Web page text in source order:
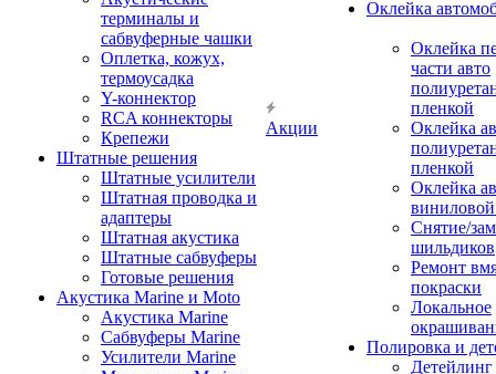
терминалы и
сабвуферные чашки
Оплетка, кожух,
термоусадка
Y-коннектор
RCA коннекторы
Крепежи
Штатные решения
Штатные усилители
Штатная проводка и
адаптеры
Штатная акустика
Штатные сабвуферы
Готовые решения
Акустика Marine и Moto
Акустика Marine
Сабвуферы Marine
Усилители Marine
Акции
Оклейка
Оклейка
части авто
пленкой
Оклейка
пленкой
Оклейка
Снятие/
шильдиков
Ремонт
покраски
Локальное
Полировка и